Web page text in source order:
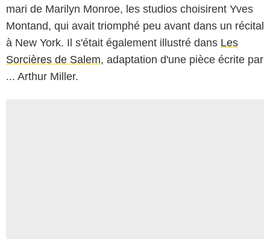
mari de Marilyn Monroe, les studios choisirent Yves
Montand, qui avait triomphé peu avant dans un récital
à New York. Il s'était également illustré dans Les
Sorcières de Salem, adaptation d'une pièce écrite par
... Arthur Miller.